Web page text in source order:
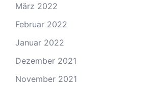
März 2022
Februar 2022
Januar 2022
Dezember 2021
November 2021